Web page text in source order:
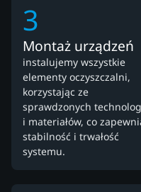
3
Montaż urządzeń
instalujemy wszystkie
elementy oczyszczalni,
korzystając ze
sprawdzonych
i materiałów, co
stabilność i trwałość
systemu.